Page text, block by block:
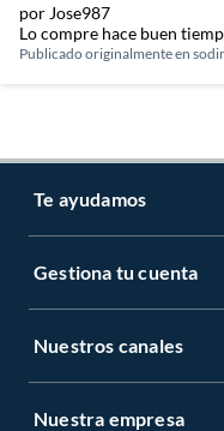
por Jose987
Lo compre hace buen
Publicado originalmente en
Te ayudamos
LIbro de
Legales
Gestiona tu cuenta
Mi cuenta
Nuestros canales
Tiendas Sodimac y
Nuestra empresa